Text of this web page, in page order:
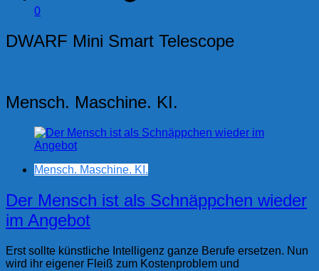
0
DWARF Mini Smart Telescope
Mensch. Maschine. KI.
Mensch. Maschine. KI.
Der Mensch ist als Schnäppchen wieder
im Angebot
Erst sollte künstliche Intelligenz ganze Berufe ersetzen. Nun
wird ihr eigener Fleiß zum Kostenproblem und